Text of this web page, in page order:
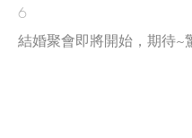
6
結婚聚會即將開始，期待~